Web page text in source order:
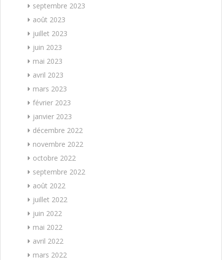
septembre 2023
août 2023
juillet 2023
juin 2023
mai 2023
avril 2023
mars 2023
février 2023
janvier 2023
décembre 2022
novembre 2022
octobre 2022
septembre 2022
août 2022
juillet 2022
juin 2022
mai 2022
avril 2022
mars 2022